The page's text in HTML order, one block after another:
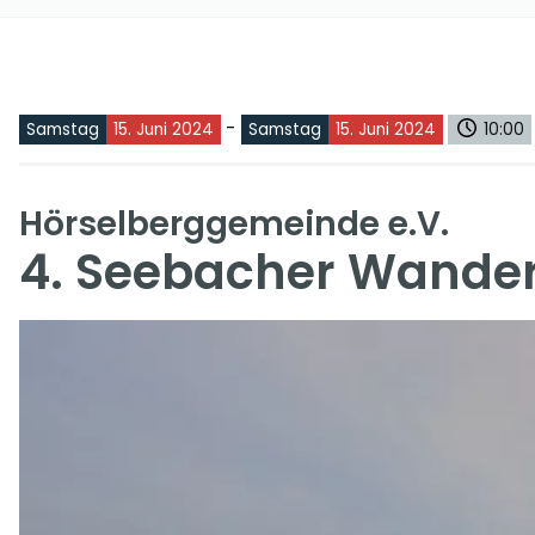
Samstag 15. Juni 2024 - Samstag 15. Juni 2024 10:00
Hörselberggemeinde e.V.
4. Seebacher